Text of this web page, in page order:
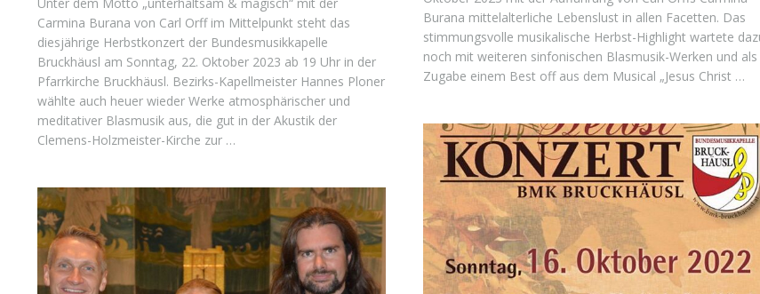
Burana mittelalterliche Lebenslust in allen Facetten. Das
stimmungsvolle musikalische Herbst-Highlight wartete
noch mit weiteren sinfonischen Blasmusik-Werken und als
Zugabe einem Best off aus dem Musical „Jesus Christ …
Carmina Burana von Carl Orff im Mittelpunkt steht das
diesjährige Herbstkonzert der Bundesmusikkapelle
Bruckhäusl am Sonntag, 22. Oktober 2023 ab 19 Uhr in der
Pfarrkirche Bruckhäusl. Bezirks-Kapellmeister Hannes Ploner
wählte auch heuer wieder Werke atmosphärischer und
meditativer Blasmusik aus, die gut in der Akustik der
Clemens-Holzmeister-Kirche zur …